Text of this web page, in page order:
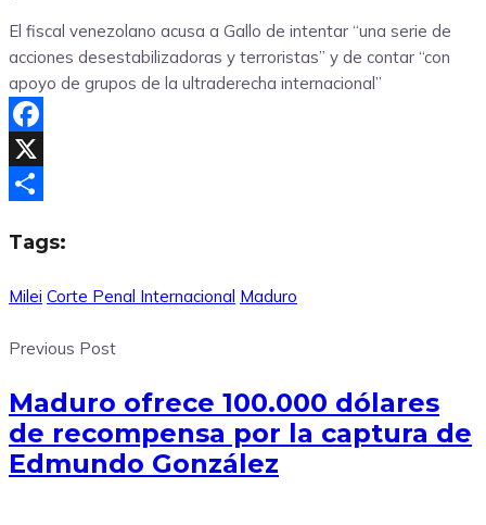
El fiscal venezolano acusa a Gallo de intentar “una serie de
acciones desestabilizadoras y terroristas” y de contar “con
apoyo de grupos de la ultraderecha internacional”
Facebook
X
Tags:
Milei Corte Penal Internacional Maduro
Previous Post
Maduro ofrece 100.000 dólares
de recompensa por la captura de
Edmundo González